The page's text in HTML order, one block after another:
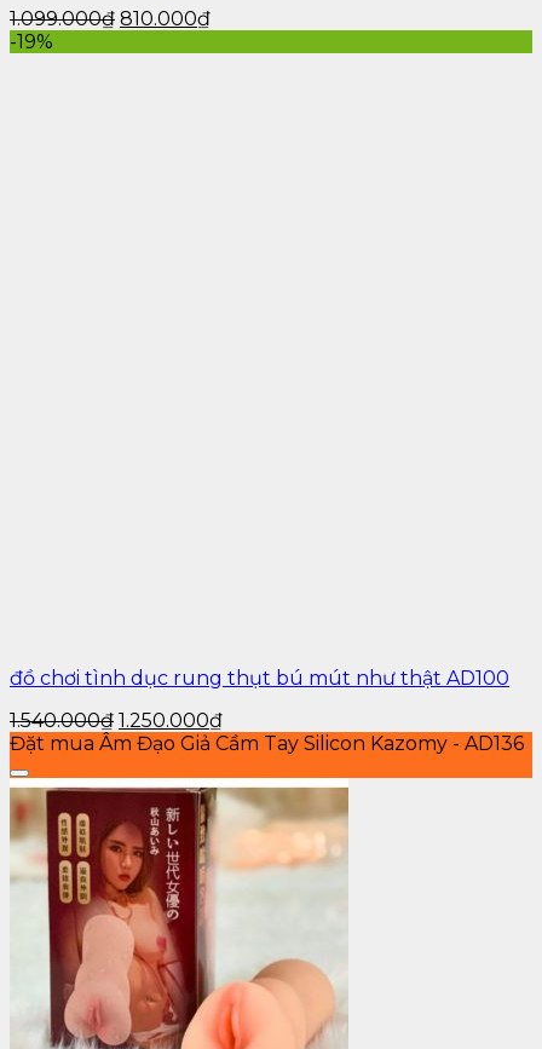
1.099.000₫ 810.000₫
-19%
đồ chơi tình dục rung thụt bú mút như thật AD100
1.540.000₫ 1.250.000₫
Đặt mua Âm Đạo Giả Cầm Tay Silicon Kazomy - AD136